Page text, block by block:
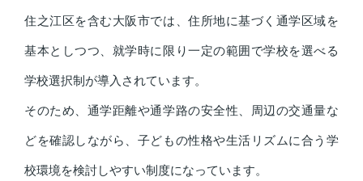
住之江区を含む大阪市では、住所地に基づく通学区域を
基本としつつ、就学時に限り一定の範囲で学校を選べる
学校選択制が導入されています。
そのため、通学距離や通学路の安全性、周辺の交通量な
どを確認しながら、子どもの性格や生活リズムに合う学
校環境を検討しやすい制度になっています。